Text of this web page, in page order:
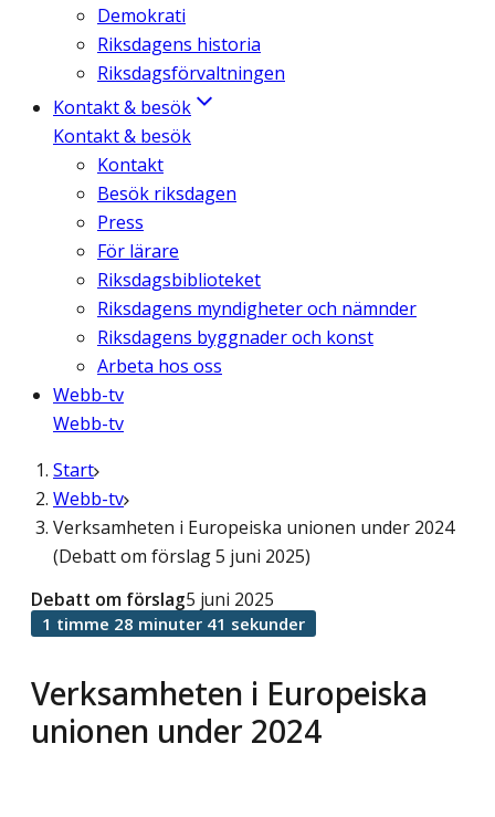
Demokrati
Riksdagens historia
Riksdagsförvaltningen
Kontakt & besök
Kontakt & besök
Kontakt
Besök riksdagen
Press
För lärare
Riksdagsbiblioteket
Riksdagens myndigheter och nämnder
Riksdagens byggnader och konst
Arbeta hos oss
Webb-tv
Webb-tv
Start
Webb-tv
Verksamheten i Europeiska unionen under 2024
(Debatt om förslag 5 juni 2025)
Verksamheten i Europeiska
unionen under 2024
Debatt om förslag5 juni 2025
1 timme 28 minuter 41 sekunder